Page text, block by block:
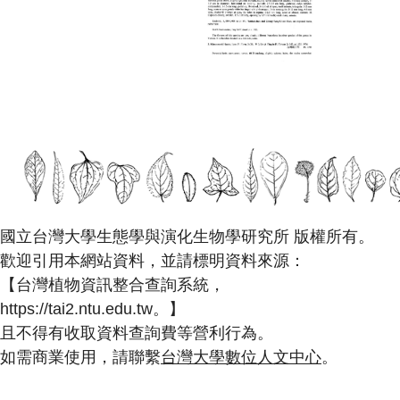
國立台灣大學生態學與演化生物學研究所 版權所有。
歡迎引用本網站資料，並請標明資料來源：
【台灣植物資訊整合查詢系統，
https://tai2.ntu.edu.tw。】
且不得有收取資料查詢費等營利行為。
如需商業使用，請聯繫台灣大學數位人文中心。